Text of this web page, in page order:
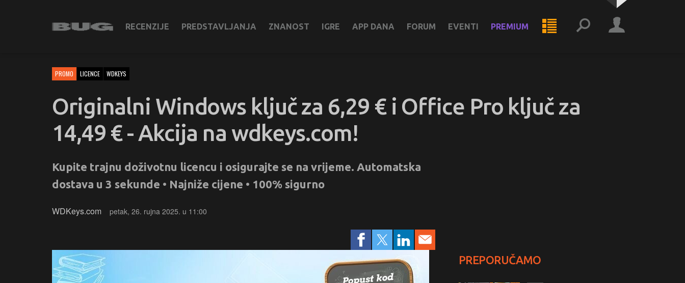
RECENZIJE PREDSTAVLJANJA ZNANOST IGRE APP DANA FORUM EVENTI PREMIUM
PROMO LICENCE WDKEYS
Originalni Windows ključ za 6,29 € i Office Pro ključ za
14,49 € - Akcija na wdkeys.com!
Kupite trajnu doživotnu licencu i osigurajte se na vrijeme. Automatska
dostava u 3 sekunde • Najniže cijene • 100% sigurno
WDKeys.com petak, 26. rujna 2025. u 11:00
PREPORUČAMO